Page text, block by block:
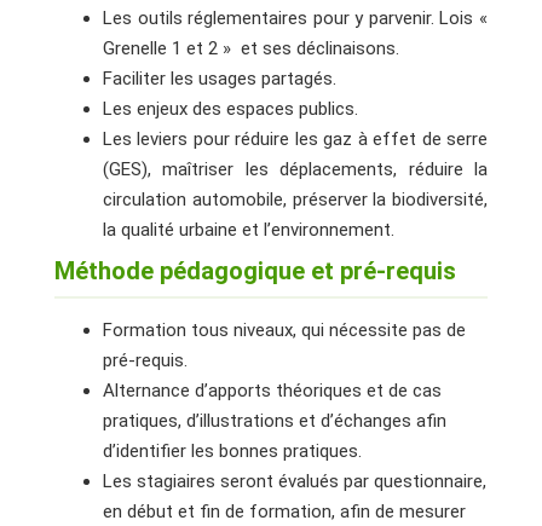
Les outils réglementaires pour y parvenir. Lois «
Grenelle 1 et 2 » et ses déclinaisons.
Faciliter les usages partagés.
Les enjeux des espaces publics.
Les leviers pour réduire les gaz à effet de serre
(GES), maîtriser les déplacements, réduire la
circulation automobile, préserver la biodiversité,
la qualité urbaine et l’environnement.
Méthode pédagogique et pré-requis
Formation tous niveaux, qui nécessite pas de
pré-requis.
Alternance d’apports théoriques et de cas
pratiques, d’illustrations et d’échanges afin
d’identifier les bonnes pratiques.
Les stagiaires seront évalués par questionnaire,
en début et fin de formation, afin de mesurer